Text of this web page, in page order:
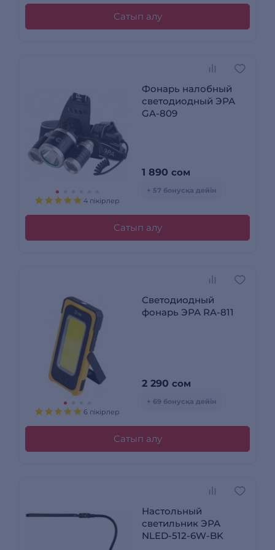
Сатып алу
4 пікірлер
Фонарь налобный
светодиодный ЭРА
GA-809
1 890 сом
+ 57 бонусқа дейін
Сатып алу
6 пікірлер
Светодиодный
фонарь ЭРА RA-811
2 290 сом
+ 69 бонусқа дейін
Сатып алу
Настольный
светильник ЭРА
NLED-512-6W-BK